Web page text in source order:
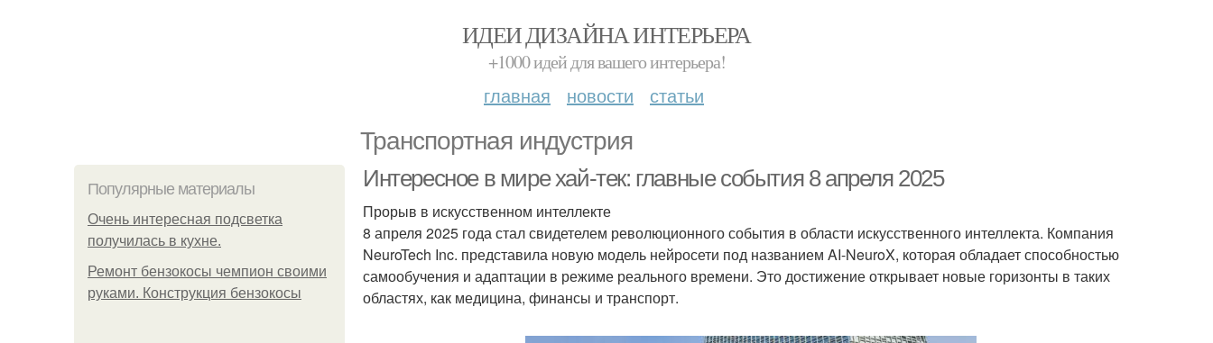
ИДЕИ ДИЗАЙНА ИНТЕРЬЕРА
+1000 идей для вашего интерьера!
главная новости статьи
Транспортная индустрия
Популярные материалы
Очень интересная подсветка
получилась в кухне.
Ремонт бензокосы чемпион своими
руками. Конструкция бензокосы
Интересное в мире хай-тек: главные события 8 апреля 2025
Прорыв в искусственном интеллекте
8 апреля 2025 года стал свидетелем революционного события в области искусственного интеллекта. Компания
NeuroTech Inc. представила новую модель нейросети под названием AI-NeuroX, которая обладает способностью
самообучения и адаптации в режиме реального времени. Это достижение открывает новые горизонты в таких
областях, как медицина, финансы и транспорт.